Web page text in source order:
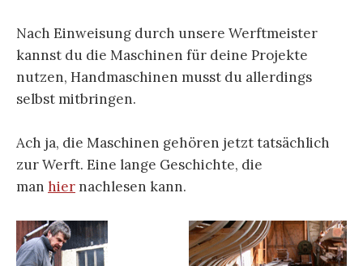
Nach Einweisung durch unsere Werftmeister
kannst du die Maschinen für deine Projekte
nutzen, Handmaschinen musst du allerdings
selbst mitbringen.
Ach ja, die Maschinen gehören jetzt tatsächlich
zur Werft. Eine lange Geschichte, die
man hier nachlesen kann.